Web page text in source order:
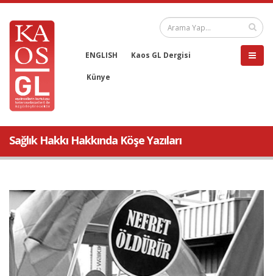
ENGLISH Kaos GL Dergisi
Künye
Sağlık Hakkı Hakkında Köşe Yazıları